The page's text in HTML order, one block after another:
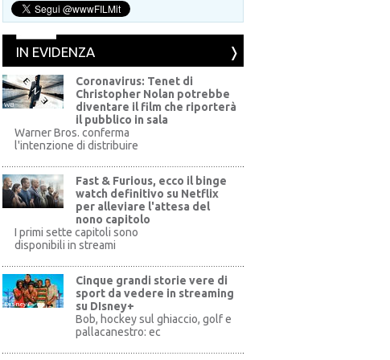
IN EVIDENZA
WB
Coronavirus: Tenet di
Christopher Nolan potrebbe
diventare il film che riporterà
il pubblico in sala
Warner Bros. conferma
l'intenzione di distribuire
Fast & Furious, ecco il binge
watch definitivo su Netflix
per alleviare l'attesa del
nono capitolo
I primi sette capitoli sono
disponibili in streami
Disney+
Cinque grandi storie vere di
sport da vedere in streaming
su DIsney+
Bob, hockey sul ghiaccio, golf e
pallacanestro: ec